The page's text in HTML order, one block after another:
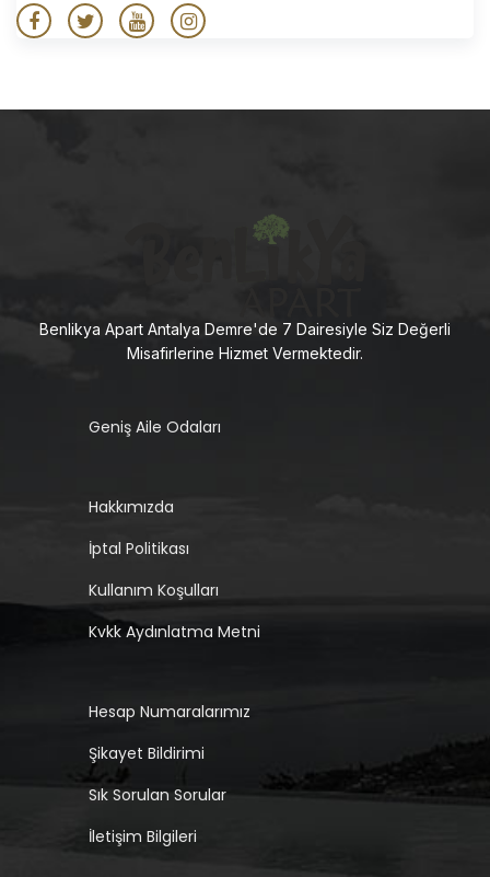
Benlikya Apart Antalya Demre'de 7 Dairesiyle Siz Değerli
Misafirlerine Hizmet Vermektedir.
Geniş Aile Odaları
Hakkımızda
İptal Politikası
Kullanım Koşulları
Kvkk Aydınlatma Metni
Hesap Numaralarımız
Şikayet Bildirimi
Sık Sorulan Sorular
İletişim Bilgileri